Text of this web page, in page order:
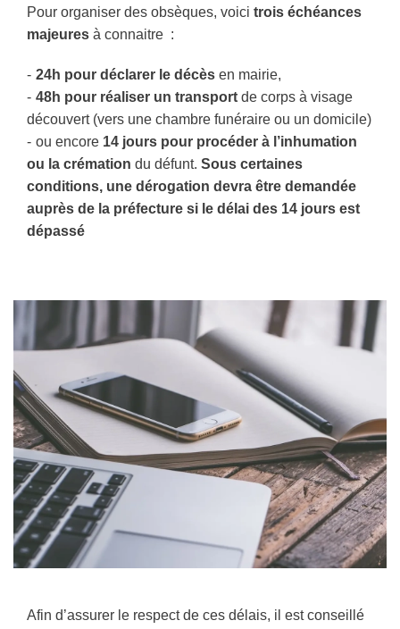
Pour organiser des obsèques, voici trois échéances
majeures à connaitre :
24h pour déclarer le décès en mairie,
48h pour réaliser un transport de corps à visage
découvert (vers une chambre funéraire ou un domicile)
ou encore 14 jours pour procéder à l’inhumation
ou la crémation du défunt. Sous certaines
conditions, une dérogation devra être demandée
auprès de la préfecture si le délai des 14 jours est
dépassé
Afin d’assurer le respect de ces délais, il est conseillé